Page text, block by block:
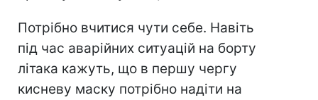
Потрібно вчитися чути себе. Навіть
під час аварійних ситуацій на борту
літака кажуть, що в першу чергу
кисневу маску потрібно надіти на